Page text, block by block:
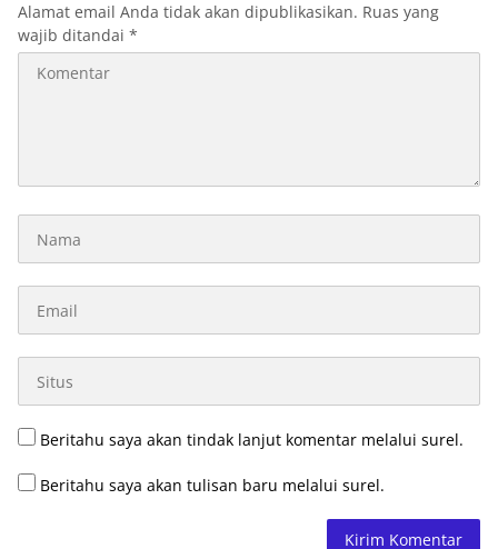
Alamat email Anda tidak akan dipublikasikan. Ruas yang
wajib ditandai *
Beritahu saya akan tindak lanjut komentar melalui surel.
Beritahu saya akan tulisan baru melalui surel.